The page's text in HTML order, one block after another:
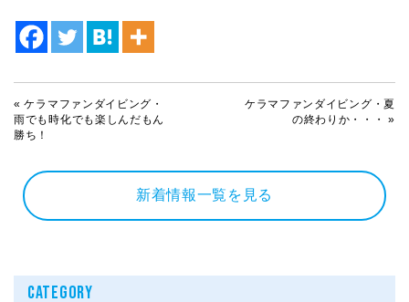
«ケラマファンダイビング・
雨でも時化でも楽しんだもん
勝ち！
ケラマファンダイビング・夏
の終わりか・・・
»
新着情報一覧を見る
CATEGORY